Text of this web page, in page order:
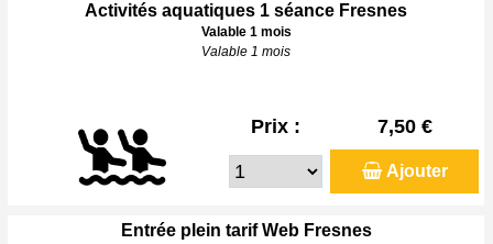
Activités aquatiques 1 séance Fresnes
Valable 1 mois
Valable 1 mois
Prix : 7,50 €
Ajouter
Entrée plein tarif Web Fresnes